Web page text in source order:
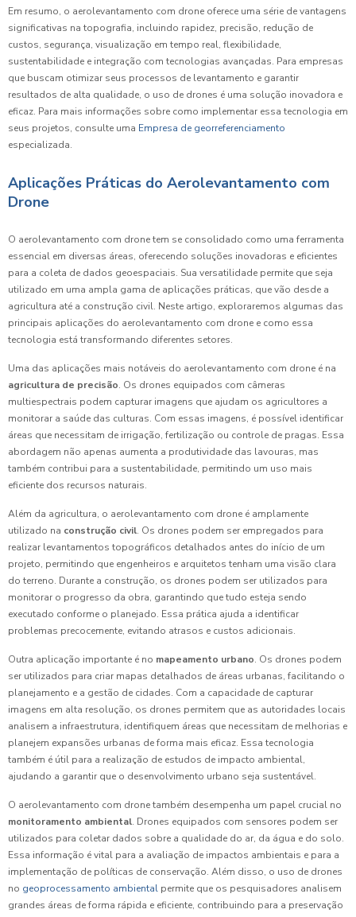
Em resumo, o aerolevantamento com drone oferece uma série de vantagens
significativas na topografia, incluindo rapidez, precisão, redução de
custos, segurança, visualização em tempo real, flexibilidade,
sustentabilidade e integração com tecnologias avançadas. Para empresas
que buscam otimizar seus processos de levantamento e garantir
resultados de alta qualidade, o uso de drones é uma solução inovadora e
eficaz. Para mais informações sobre como implementar essa tecnologia em
seus projetos, consulte uma Empresa de georreferenciamento
especializada.
Aplicações Práticas do Aerolevantamento com
Drone
O aerolevantamento com drone tem se consolidado como uma ferramenta
essencial em diversas áreas, oferecendo soluções inovadoras e eficientes
para a coleta de dados geoespaciais. Sua versatilidade permite que seja
utilizado em uma ampla gama de aplicações práticas, que vão desde a
agricultura até a construção civil. Neste artigo, exploraremos algumas das
principais aplicações do aerolevantamento com drone e como essa
tecnologia está transformando diferentes setores.
Uma das aplicações mais notáveis do aerolevantamento com drone é na
agricultura de precisão. Os drones equipados com câmeras
multiespectrais podem capturar imagens que ajudam os agricultores a
monitorar a saúde das culturas. Com essas imagens, é possível identificar
áreas que necessitam de irrigação, fertilização ou controle de pragas. Essa
abordagem não apenas aumenta a produtividade das lavouras, mas
também contribui para a sustentabilidade, permitindo um uso mais
eficiente dos recursos naturais.
Além da agricultura, o aerolevantamento com drone é amplamente
utilizado na construção civil. Os drones podem ser empregados para
realizar levantamentos topográficos detalhados antes do início de um
projeto, permitindo que engenheiros e arquitetos tenham uma visão clara
do terreno. Durante a construção, os drones podem ser utilizados para
monitorar o progresso da obra, garantindo que tudo esteja sendo
executado conforme o planejado. Essa prática ajuda a identificar
problemas precocemente, evitando atrasos e custos adicionais.
Outra aplicação importante é no mapeamento urbano. Os drones podem
ser utilizados para criar mapas detalhados de áreas urbanas, facilitando o
planejamento e a gestão de cidades. Com a capacidade de capturar
imagens em alta resolução, os drones permitem que as autoridades locais
analisem a infraestrutura, identifiquem áreas que necessitam de melhorias e
planejem expansões urbanas de forma mais eficaz. Essa tecnologia
também é útil para a realização de estudos de impacto ambiental,
ajudando a garantir que o desenvolvimento urbano seja sustentável.
O aerolevantamento com drone também desempenha um papel crucial no
monitoramento ambiental. Drones equipados com sensores podem ser
utilizados para coletar dados sobre a qualidade do ar, da água e do solo.
Essa informação é vital para a avaliação de impactos ambientais e para a
implementação de políticas de conservação. Além disso, o uso de drones
no geoprocessamento ambiental permite que os pesquisadores analisem
grandes áreas de forma rápida e eficiente, contribuindo para a preservação